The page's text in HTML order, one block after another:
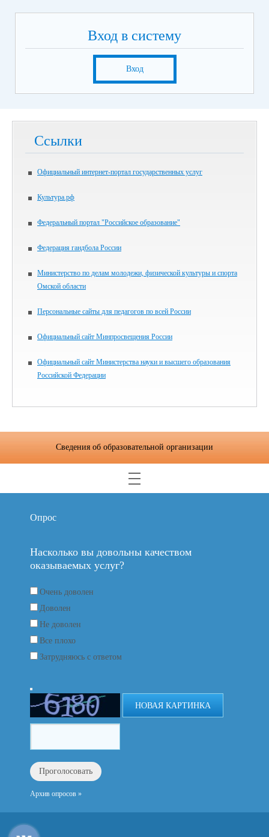
Вход в систему
Вход
Ссылки
Официальный интернет-портал государственных услуг
Культура.рф
Федеральный портал "Российское образование"
Федерация гандбола России
Министерство по делам молодежи, физической культуры и спорта
Омской области
Персональные сайты для педагогов по всей России
Официальный сайт Минпросвещения России
Официальный сайт Министерства науки и высшего образования
Российской Федерации
Сведения об образовательной организации
Опрос
Насколько вы довольны качеством
оказываемых услуг?
Очень доволен
Доволен
Не доволен
Все плохо
Затрудняюсь с ответом
НОВАЯ КАРТИНКА
Архив опросов »